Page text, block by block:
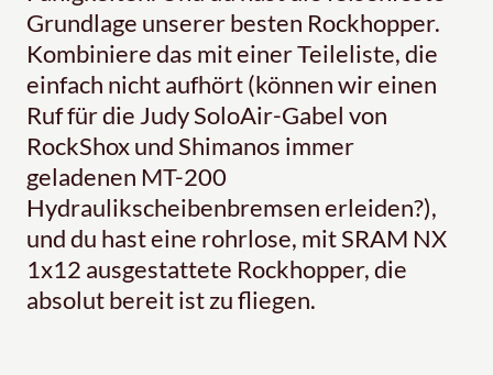
Grundlage unserer besten Rockhopper.
Kombiniere das mit einer Teileliste, die
einfach nicht aufhört (können wir einen
Ruf für die Judy SoloAir-Gabel von
RockShox und Shimanos immer
geladenen MT-200
Hydraulikscheibenbremsen erleiden?),
und du hast eine rohrlose, mit SRAM NX
1x12 ausgestattete Rockhopper, die
absolut bereit ist zu fliegen.